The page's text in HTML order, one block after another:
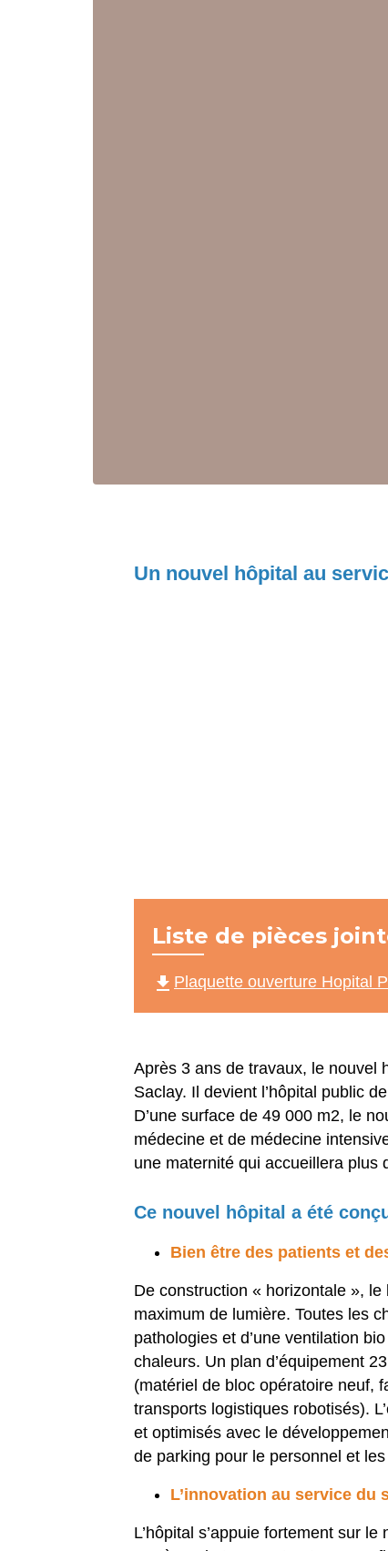
Un nouvel hôpital au
Liste de pièces
file_download Plaquette ouverture Hopital
Après 3 ans de travaux, le nouvel
Saclay. Il devient l’hôpital public
D’une surface de 49 000 m2, le
médecine et de médecine
une maternité qui accueillera plus
Ce nouvel hôpital a été
Bien être des patients et
De construction « horizontale »,
maximum de lumière. Toutes les
pathologies et d’une ventilation
chaleurs. Un plan d’équipement
(matériel de bloc opératoire neuf,
transports logistiques robotisés).
et optimisés avec le
de parking pour le personnel et
L’innovation au service du
L’hôpital s’appuie fortement sur